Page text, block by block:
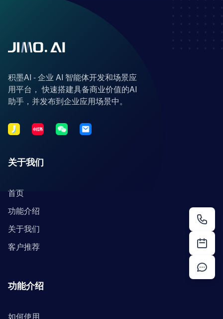
积墨AI - 企业 AI 智能体开发和场景应
用平台， 快速搭建具备商业价值的AI
助手，并发布到企业应用场景中。
关于我们
首页
功能介绍
关于我们
客户推荐
功能介绍
如何使用